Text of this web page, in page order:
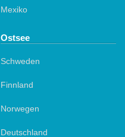
Mexiko
Ostsee
Schweden
Finnland
Norwegen
Deutschland